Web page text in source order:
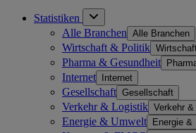
Statistiken
Alle Branchen Alle Branchen
Wirtschaft & Politik
Pharma & Gesundheit
Internet Internet
Gesellschaft Gesellschaft
Verkehr & Logistik Verkehr
Energie & Umwelt Energie &